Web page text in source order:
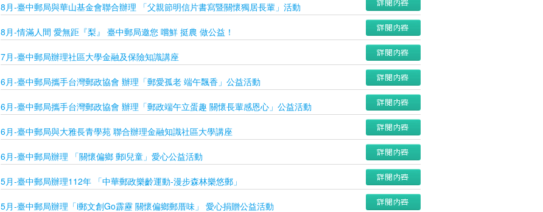
8月-臺中郵局與華山基金會聯合辦理 「父親節明信片書寫暨關懷獨居長輩」活動
8月-情滿人間 愛無距『梨』 臺中郵局邀您 嚐鮮 挺農 做公益！
7月-臺中郵局辦理社區大學金融及保險知識講座
6月-臺中郵局攜手台灣郵政協會 辦理「郵愛孤老 端午飄香」公益活動
6月-臺中郵局攜手台灣郵政協會 辦理「郵政端午立蛋趣 關懷長輩感恩心」公益活動
6月-臺中郵局與大雅長青學苑 聯合辦理金融知識社區大學講座
6月-臺中郵局辦理 「關懷偏鄉 郵i兒童」愛心公益活動
5月-臺中郵局辦理112年 「中華郵政樂齡運動-漫步森林樂悠郵」
5月-臺中郵局辦理「i郵文創Go霹靂 關懷偏鄉郵厝味」 愛心捐贈公益活動